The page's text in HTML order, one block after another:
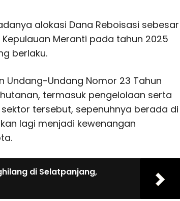
alokasi Dana Reboisasi sebesar
Meranti pada tahun 2025
berlaku.
Undang-Undang Nomor 23 Tahun
termasuk pengelolaan serta
tersebut, sepenuhnya berada di
lagi menjadi kewenangan
di Selatpanjang,